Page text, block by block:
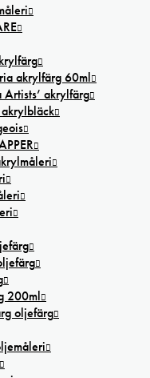
akrylfärg 60ml
Artists’ akrylfärg
200ml
oljefärg